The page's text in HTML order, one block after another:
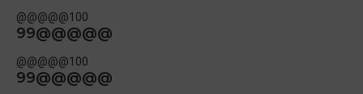
@@@@@100
99@@@@@
@@@@@100
99@@@@@